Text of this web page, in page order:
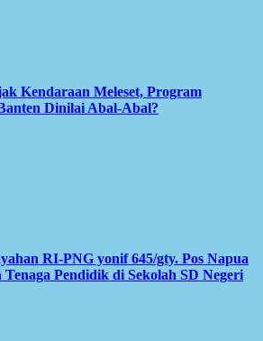
Kendaraan Meleset, Program
Dinilai Abal-Abal?
RI-PNG yonif 645/gty. Pos Napua
Pendidik di Sekolah SD Negeri